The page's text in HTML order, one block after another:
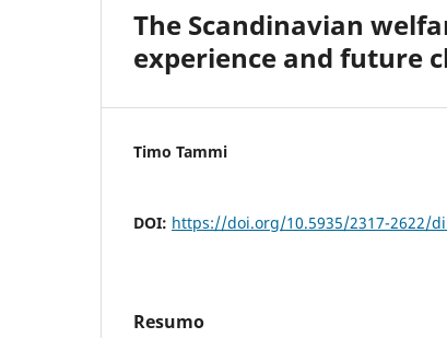
The Scandinavian
experience and future
Timo Tammi
DOI: https://doi.org/10.5935/2317-2622/
Resumo